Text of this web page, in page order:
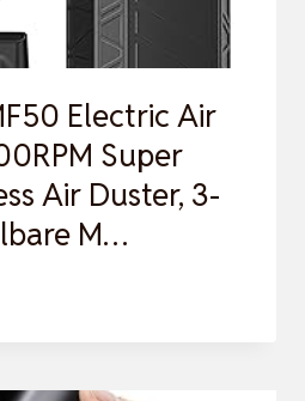
Electric Air
Super
Air Duster, 3-
M…